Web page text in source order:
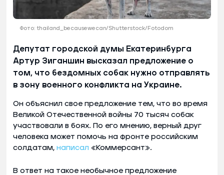
Фото: thailand_becausewecan/Shutterstock/Fotodom
Депутат городской думы Екатеринбурга
Артур Зиганшин высказал предложение о
том, что бездомных собак нужно отправлять
в зону военного конфликта на Украине.
Он объяснил свое предложение тем, что во время
Великой Отечественной войны 70 тысяч собак
участвовали в боях. По его мнению, верный друг
человека может помочь на фронте российским
солдатам, написал «Коммерсант».
В ответ на такое необычное предложение